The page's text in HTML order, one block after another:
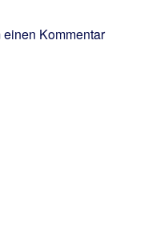
Kommentar